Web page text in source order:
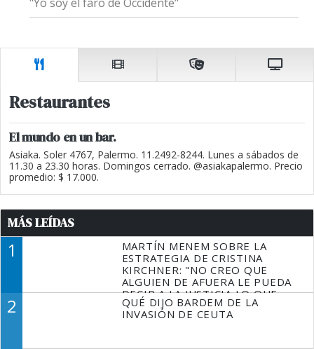
Restaurantes
El mundo en un bar.
Asiaka. Soler 4767, Palermo. 11.2492-8244. Lunes a sábados de
11.30 a 23.30 horas. Domingos cerrado. @asiakapalermo. Precio
promedio: $ 17.000.
MÁS LEÍDAS
1
MARTÍN MENEM SOBRE LA
ESTRATEGIA DE CRISTINA
KIRCHNER: "NO CREO QUE
ALGUIEN DE AFUERA LE PUEDA
DECIR A LA JUSTICIA LO QUE
TIENE QUE HACER"
2
QUÉ DIJO BARDEM DE LA
INVASIÓN DE CEUTA